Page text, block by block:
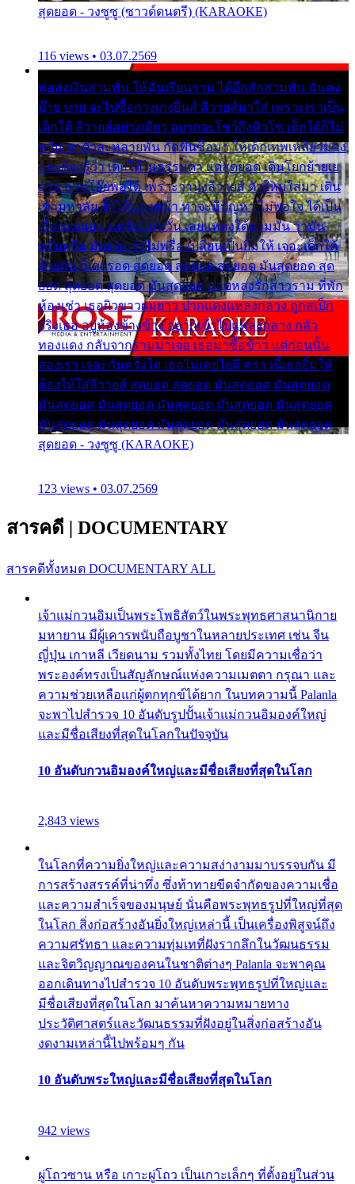
สุดยอด - วงซูซู (ซาวด์ดนตรี) (KARAOKE)
116 views • 03.07.2569
พ่อส่งเงินสามพัน ให้ฉันเรียนราม ได้อีกสักสามพัน ฉันคง
บ๊าย บาย จะไปซื้อกางเกงยีนส์ ลีวายส์มาใส่ เพราะเราเป็น
เด็กใต้ ลีวายส์อย่างเดียว อยากจะโชว์ถึงหิวโซ เด็กใต้ก็ไม่
หวั่น ตกตัวละหลายพัน กัดฟันซื้อมา ให้เด็กเทพเหลียวมอง
และต้องรู้ว่า เด็กใต้ไม่ธรรมดา แต่สุดยอด เดินโยกย้ายเย
ยวน กวนโอ๊ยพอได้ เพราะว่านุ่งลีวายส์ ตัวใหม่ใส่มา เดิน
เข้ามหาลัย จิ๊กโก๊มองหน้า ท่าจะมีปัญหา ไม่พอใจ ได้เป็น
เรื่องแน่นอน แต่ฉันไม่หวั่น เลยแหลงใต้ถามมัน ว่ามัน
พรั่นพรือ มันตอบว่าไม่พรื่อ เปลี่ยนเป็นยิ้มให้ เจอะเด็กใต้
ด้วยกัน ก็เลยรอด สุดยอด สุดยอด สุดยอด มันสุดยอด สุด
ยอด สุดยอด สุดยอด มันสุดยอด แอบหลงรักสาวราม ที่พัก
ห้องเช่า เธอผิวขาวผมยาว ปากแดงแหลงกลาง ถูกสเป็ก
จริงเธอ อยู่ห้องข้างข้าง อยากเข้าไปแหลงกลาง กลัว
ทองแดง กลับจากรามมาเจอ เธอมาซื้อข้าว แต่ก่อนนั้น
สองเรา เจอะกันครั้งใด เธอไม่เคยไยดี คราวนี้เธอยิ้มให้
ต้องให้ใส่ลีวายส์ สุดยอด สุดยอด มันสุดยอด มันสุดยอด
มันสุดยอด มันสุดยอด มันสุดยอด มันสุดยอด มันสุดยอด
มันสุดยอด มันสุดยอด มันสุดยอด มันสุดยอด มันสุดยอด
สุดยอด - วงซูซู (KARAOKE)
123 views • 03.07.2569
สารคดี | DOCUMENTARY
สารคดีทั้งหมด DOCUMENTARY ALL
เจ้าแม่กวนอิมเป็นพระโพธิสัตว์ในพระพุทธศาสนานิกาย
มหายาน มีผู้เคารพนับถือบูชาในหลายประเทศ เช่น จีน
ญี่ปุ่น เกาหลี เวียดนาม รวมทั้งไทย โดยมีความเชื่อว่า
พระองค์ทรงเป็นสัญลักษณ์แห่งความเมตตา กรุณา และ
ความช่วยเหลือแก่ผู้ตกทุกข์ได้ยาก ในบทความนี้ Palanla
จะพาไปสำรวจ 10 อันดับรูปปั้นเจ้าแม่กวนอิมองค์ใหญ่
และมีชื่อเสียงที่สุดในโลกในปัจจุบัน
10 อันดับกวนอิมองค์ใหญ่และมีชื่อเสียงที่สุดในโลก
2,843 views
ในโลกที่ความยิ่งใหญ่และความสง่างามมาบรรจบกัน มี
การสร้างสรรค์ที่น่าทึ่ง ซึ่งท้าทายขีดจำกัดของความเชื่อ
และความสำเร็จของมนุษย์ นั่นคือพระพุทธรูปที่ใหญ่ที่สุด
ในโลก สิ่งก่อสร้างอันยิ่งใหญ่เหล่านี้ เป็นเครื่องพิสูจน์ถึง
ความศรัทธา และความทุ่มเทที่ฝังรากลึกในวัฒนธรรม
และจิตวิญญาณของคนในชาติต่างๆ Palanla จะพาคุณ
ออกเดินทางไปสำรวจ 10 อันดับพระพุทธรูปที่ใหญ่และ
มีชื่อเสียงที่สุดในโลก มาค้นหาความหมายทาง
ประวัติศาสตร์และวัฒนธรรมที่ฝังอยู่ในสิ่งก่อสร้างอัน
งดงามเหล่านี้ไปพร้อมๆ กัน
10 อันดับพระใหญ่และมีชื่อเสียงที่สุดในโลก
942 views
ผู่โถวซาน หรือ เกาะผู่โถว เป็นเกาะเล็กๆ ที่ตั้งอยู่ในส่วน